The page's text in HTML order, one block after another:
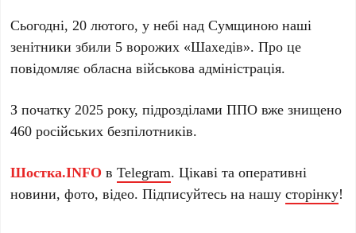
Сьогодні, 20 лютого, у небі над Сумщиною наші
зенітники збили 5 ворожих «Шахедів». Про це
повідомляє обласна військова адміністрація.
З початку 2025 року, підрозділами ППО вже знищено
460 російських безпілотників.
Шостка.INFO вTelegram. Цікаві та оперативні
новини, фото, відео. Підписуйтесь на нашусторінку!